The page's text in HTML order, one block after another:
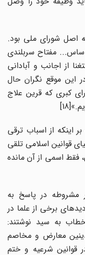
شورای ملی بود.
مفتاح سربلندی
اجانب و آبادانی
موقع نگران حال
کبری که قرین علاج
از اسباب ترقی
قوانین اسلامی تلقی
اسمی از آن مانده
در پاسخ به
برخی از علما در
به سید نوشتند:
معارض و مخاصم
شرعیه و ختم